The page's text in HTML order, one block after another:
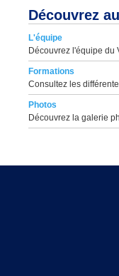
Découvrez
L'équipe
Découvrez l'équipe du
Formations
Consultez les
Photos
Découvrez la galerie